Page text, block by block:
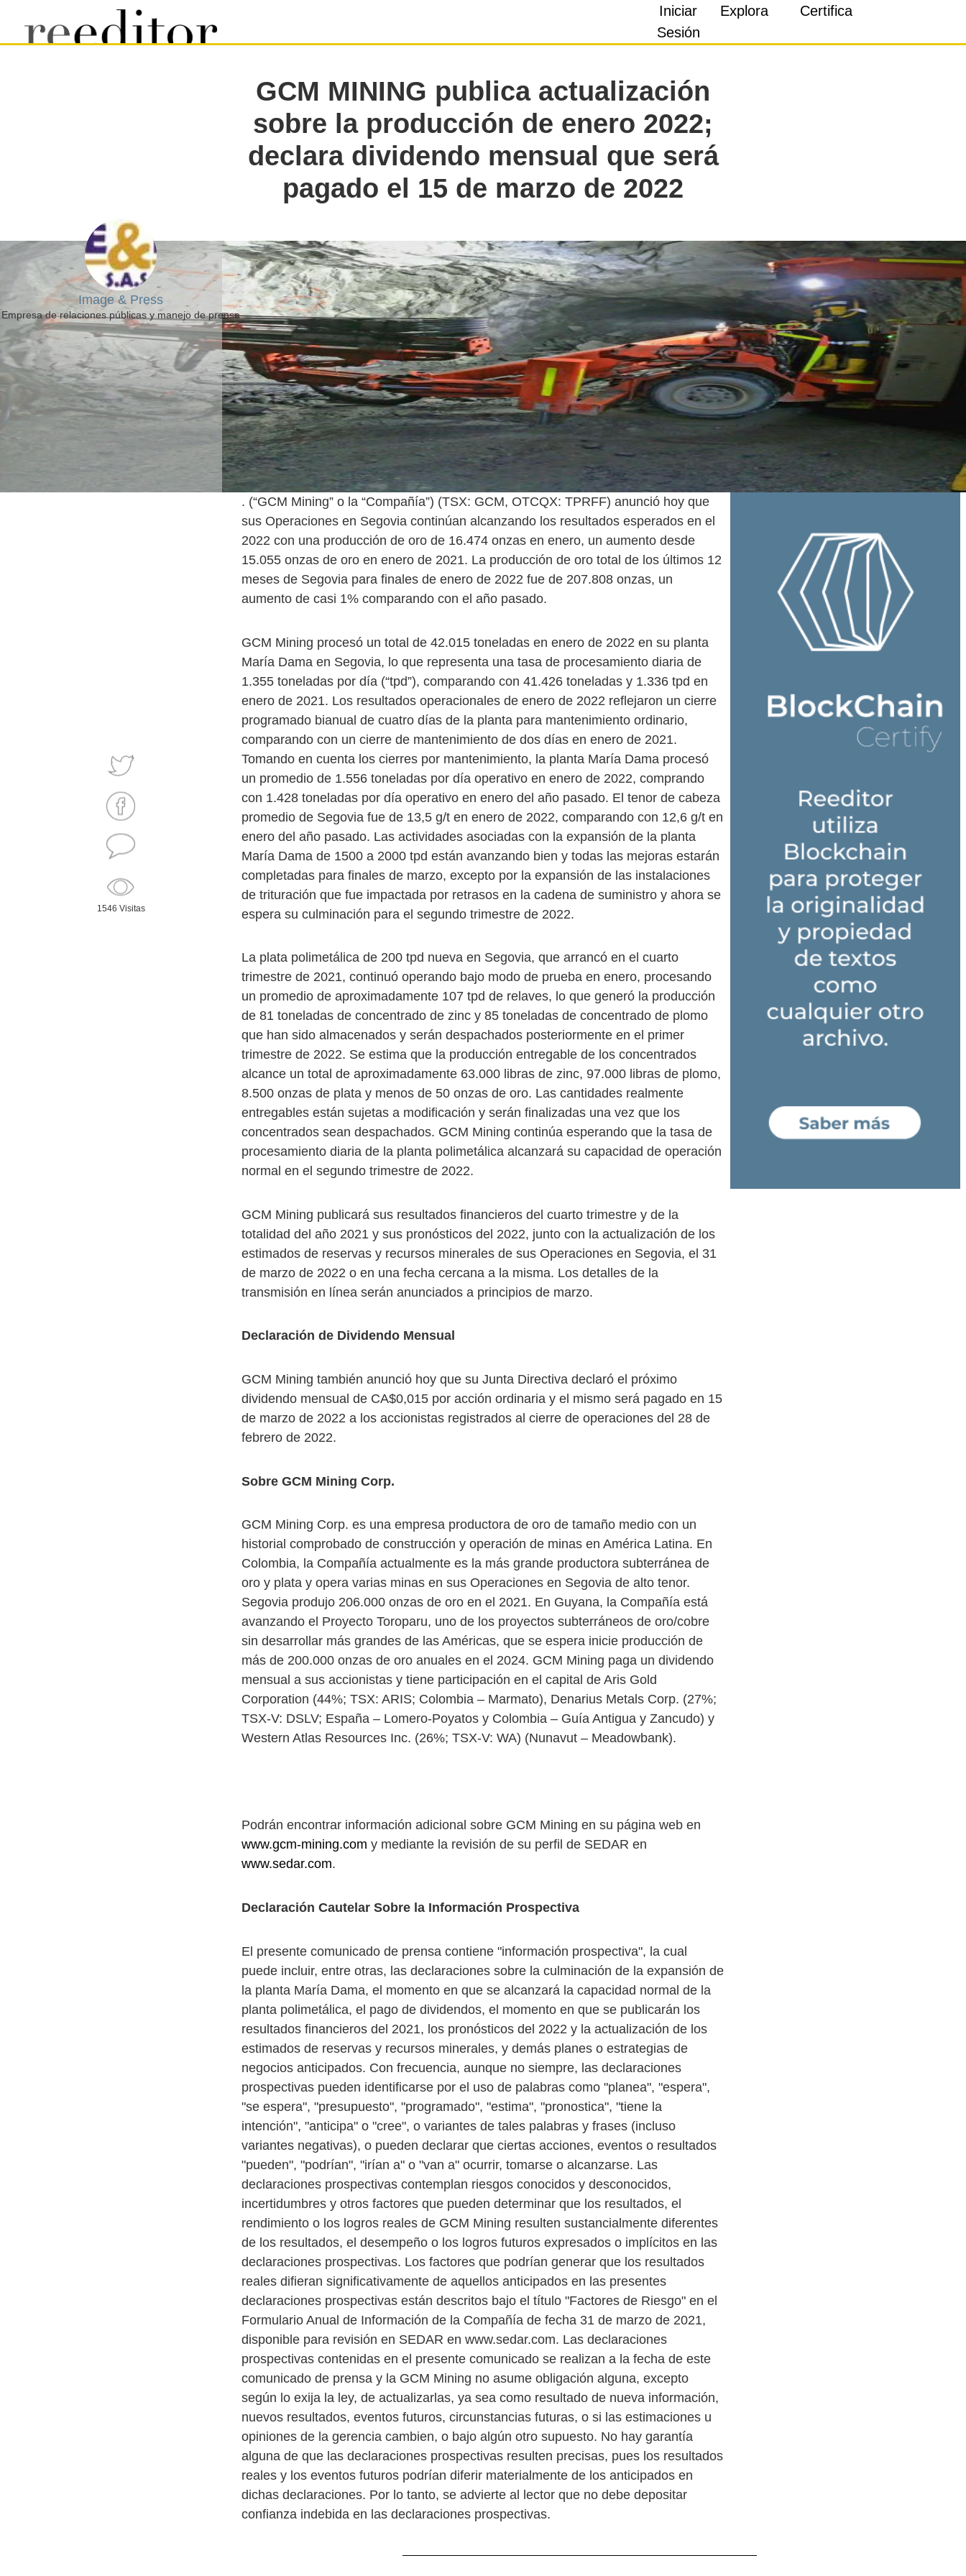
Iniciar
Sesión
Explora Certifica
Image & Press
Empresa de relaciones públicas y manejo de prensa
GCM MINING publica actualización
sobre la producción de enero 2022;
declara dividendo mensual que será
pagado el 15 de marzo de 2022
1546 Visitas
. (“GCM Mining” o la “Compañía”) (TSX: GCM, OTCQX: TPRFF) anunció hoy que
sus Operaciones en Segovia continúan alcanzando los resultados esperados en el
2022 con una producción de oro de 16.474 onzas en enero, un aumento desde
15.055 onzas de oro en enero de 2021. La producción de oro total de los últimos 12
meses de Segovia para finales de enero de 2022 fue de 207.808 onzas, un
aumento de casi 1% comparando con el año pasado.
GCM Mining procesó un total de 42.015 toneladas en enero de 2022 en su planta
María Dama en Segovia, lo que representa una tasa de procesamiento diaria de
1.355 toneladas por día (“tpd”), comparando con 41.426 toneladas y 1.336 tpd en
enero de 2021. Los resultados operacionales de enero de 2022 reflejaron un cierre
programado bianual de cuatro días de la planta para mantenimiento ordinario,
comparando con un cierre de mantenimiento de dos días en enero de 2021.
Tomando en cuenta los cierres por mantenimiento, la planta María Dama procesó
un promedio de 1.556 toneladas por día operativo en enero de 2022, comprando
con 1.428 toneladas por día operativo en enero del año pasado. El tenor de cabeza
promedio de Segovia fue de 13,5 g/t en enero de 2022, comparando con 12,6 g/t en
enero del año pasado. Las actividades asociadas con la expansión de la planta
María Dama de 1500 a 2000 tpd están avanzando bien y todas las mejoras estarán
completadas para finales de marzo, excepto por la expansión de las instalaciones
de trituración que fue impactada por retrasos en la cadena de suministro y ahora se
espera su culminación para el segundo trimestre de 2022.
La plata polimetálica de 200 tpd nueva en Segovia, que arrancó en el cuarto
trimestre de 2021, continuó operando bajo modo de prueba en enero, procesando
un promedio de aproximadamente 107 tpd de relaves, lo que generó la producción
de 81 toneladas de concentrado de zinc y 85 toneladas de concentrado de plomo
que han sido almacenados y serán despachados posteriormente en el primer
trimestre de 2022. Se estima que la producción entregable de los concentrados
alcance un total de aproximadamente 63.000 libras de zinc, 97.000 libras de plomo,
8.500 onzas de plata y menos de 50 onzas de oro. Las cantidades realmente
entregables están sujetas a modificación y serán finalizadas una vez que los
concentrados sean despachados. GCM Mining continúa esperando que la tasa de
procesamiento diaria de la planta polimetálica alcanzará su capacidad de operación
normal en el segundo trimestre de 2022.
GCM Mining publicará sus resultados financieros del cuarto trimestre y de la
totalidad del año 2021 y sus pronósticos del 2022, junto con la actualización de los
estimados de reservas y recursos minerales de sus Operaciones en Segovia, el 31
de marzo de 2022 o en una fecha cercana a la misma. Los detalles de la
transmisión en línea serán anunciados a principios de marzo.
Declaración de Dividendo Mensual
GCM Mining también anunció hoy que su Junta Directiva declaró el próximo
dividendo mensual de CA$0,015 por acción ordinaria y el mismo será pagado en 15
de marzo de 2022 a los accionistas registrados al cierre de operaciones del 28 de
febrero de 2022.
Sobre GCM Mining Corp.
GCM Mining Corp. es una empresa productora de oro de tamaño medio con un
historial comprobado de construcción y operación de minas en América Latina. En
Colombia, la Compañía actualmente es la más grande productora subterránea de
oro y plata y opera varias minas en sus Operaciones en Segovia de alto tenor.
Segovia produjo 206.000 onzas de oro en el 2021. En Guyana, la Compañía está
avanzando el Proyecto Toroparu, uno de los proyectos subterráneos de oro/cobre
sin desarrollar más grandes de las Américas, que se espera inicie producción de
más de 200.000 onzas de oro anuales en el 2024. GCM Mining paga un dividendo
mensual a sus accionistas y tiene participación en el capital de Aris Gold
Corporation (44%; TSX: ARIS; Colombia – Marmato), Denarius Metals Corp. (27%;
TSX-V: DSLV; España – Lomero-Poyatos y Colombia – Guía Antigua y Zancudo) y
Western Atlas Resources Inc. (26%; TSX-V: WA) (Nunavut – Meadowbank).
Podrán encontrar información adicional sobre GCM Mining en su página web en
www.gcm-mining.com y mediante la revisión de su perfil de SEDAR en
www.sedar.com.
Declaración Cautelar Sobre la Información Prospectiva
El presente comunicado de prensa contiene "información prospectiva", la cual
puede incluir, entre otras, las declaraciones sobre la culminación de la expansión de
la planta María Dama, el momento en que se alcanzará la capacidad normal de la
planta polimetálica, el pago de dividendos, el momento en que se publicarán los
resultados financieros del 2021, los pronósticos del 2022 y la actualización de los
estimados de reservas y recursos minerales, y demás planes o estrategias de
negocios anticipados. Con frecuencia, aunque no siempre, las declaraciones
prospectivas pueden identificarse por el uso de palabras como "planea", "espera",
"se espera", "presupuesto", "programado", "estima", "pronostica", "tiene la
intención", "anticipa" o "cree", o variantes de tales palabras y frases (incluso
variantes negativas), o pueden declarar que ciertas acciones, eventos o resultados
"pueden", "podrían", "irían a" o "van a" ocurrir, tomarse o alcanzarse. Las
declaraciones prospectivas contemplan riesgos conocidos y desconocidos,
incertidumbres y otros factores que pueden determinar que los resultados, el
rendimiento o los logros reales de GCM Mining resulten sustancialmente diferentes
de los resultados, el desempeño o los logros futuros expresados o implícitos en las
declaraciones prospectivas. Los factores que podrían generar que los resultados
reales difieran significativamente de aquellos anticipados en las presentes
declaraciones prospectivas están descritos bajo el título "Factores de Riesgo" en el
Formulario Anual de Información de la Compañía de fecha 31 de marzo de 2021,
disponible para revisión en SEDAR en www.sedar.com. Las declaraciones
prospectivas contenidas en el presente comunicado se realizan a la fecha de este
comunicado de prensa y la GCM Mining no asume obligación alguna, excepto
según lo exija la ley, de actualizarlas, ya sea como resultado de nueva información,
nuevos resultados, eventos futuros, circunstancias futuras, o si las estimaciones u
opiniones de la gerencia cambien, o bajo algún otro supuesto. No hay garantía
alguna de que las declaraciones prospectivas resulten precisas, pues los resultados
reales y los eventos futuros podrían diferir materialmente de los anticipados en
dichas declaraciones. Por lo tanto, se advierte al lector que no debe depositar
confianza indebida en las declaraciones prospectivas.